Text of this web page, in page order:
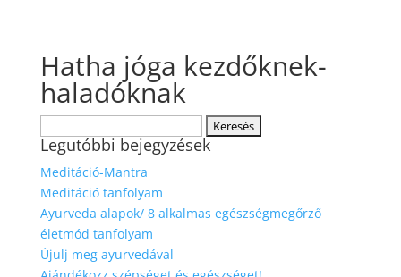
Hatha jóga kezdőknek-
haladóknak
Legutóbbi bejegyzések
Meditáció-Mantra
Meditáció tanfolyam
Ayurveda alapok/ 8 alkalmas egészségmegőrző
életmód tanfolyam
Újulj meg ayurvedával